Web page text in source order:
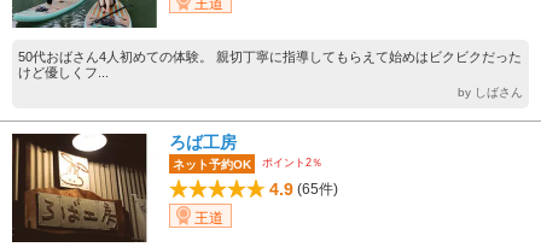
50代おばさん4人初めての体験。 親切丁寧に指導してもらえて始めはビクビクだった
けど優しくフ...
by しばさん
ろば工房
ネット予約OK ポイント2％
4.9 (65件)
王道